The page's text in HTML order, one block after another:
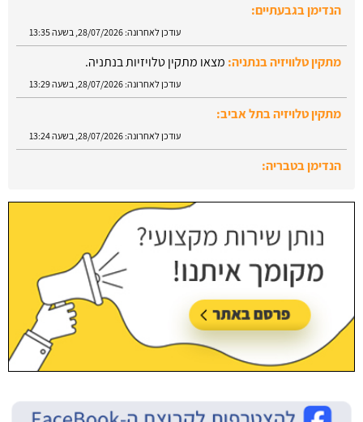
הנדימן בגבעתיים:
עודכן לאחרונה: 28/07/2026, בשעה 13:35
מתקין טלוויזיה בנתניה: מצאו מתקין טלויזיות בנתניה.
עודכן לאחרונה: 28/07/2026, בשעה 13:29
מתקין טלויזיה בתל אביב:
עודכן לאחרונה: 28/07/2026, בשעה 13:24
הנדימן בטבריה: